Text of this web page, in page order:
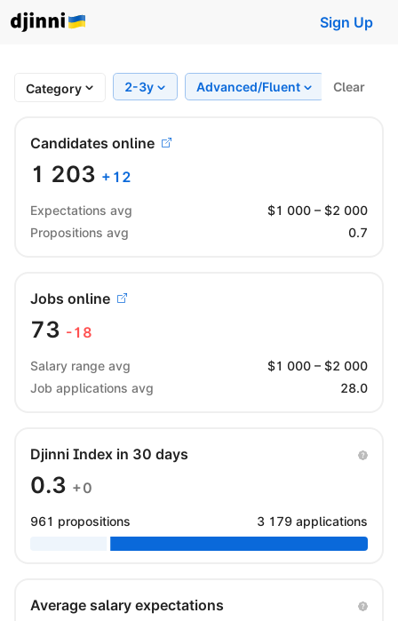
Sign Up
Category 2-3y Advanced/Fluent Region
Clear
Candidates online
1 203 + 12
Expectations avg $1 000 – $2 000
Propositions avg
0.7
Jobs online
73 -18
Salary range avg $1 000 – $2 000
Job applications avg
28.0
Djinni Index in 30 days
0.3 +0
961 propositions 3 179 applications
Average salary expectations